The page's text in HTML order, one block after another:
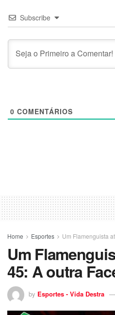
Subscribe
0 COMENTÁRIOS
Home Esportes Um Flamenguista
Um
45: A outra
by Esportes - Vida Destra